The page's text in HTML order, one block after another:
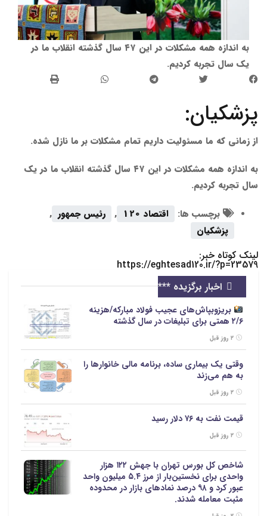
به اندازه همه مشکلات در این ۴۷ سال گذشته انقلاب ما در
یک سال تجربه کردیم.
پزشکیان:
از زمانی که ما مسئولیت داریم تمام مشکلات بر ما نازل شده.
به اندازه همه مشکلات در این ۴۷ سال گذشته انقلاب ما در یک
سال تجربه کردیم.
برچسب ها:
اقتصاد 120 , رئیس جمهور ,
پزشکیان
لینک کوتاه خبر:
https://eghtesad120.ir/?p=23579
اخبار برگزیده ***
بریزوبپاش‌های عجیب فولاد مبارکه/هزینه
۲/۶ همتی برای تبلیغات در سال گذشته
وقتی یک بیماری ساده، برنامه مالی خانوارها را
به هم می‌زند
قیمت نفت به ۷۶ دلار رسید
شاخص کل بورس تهران با جهش ۱۲۲ هزار
واحدی برای نخستین‌بار از مرز ۵.۴ میلیون واحد
عبور کرد و ۹۸ درصد نمادهای بازار در محدوده
مثبت معامله شدند.